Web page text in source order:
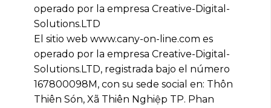
operado por la empresa Creative-Digital-
Solutions.LTD
El sitio web www.cany-on-line.com es
operado por la empresa Creative-Digital-
Solutions.LTD, registrada bajo el número
167800098M, con su sede social en: Thôn
Thiên Són, Xã Thiên Nghiệp TP. Phan